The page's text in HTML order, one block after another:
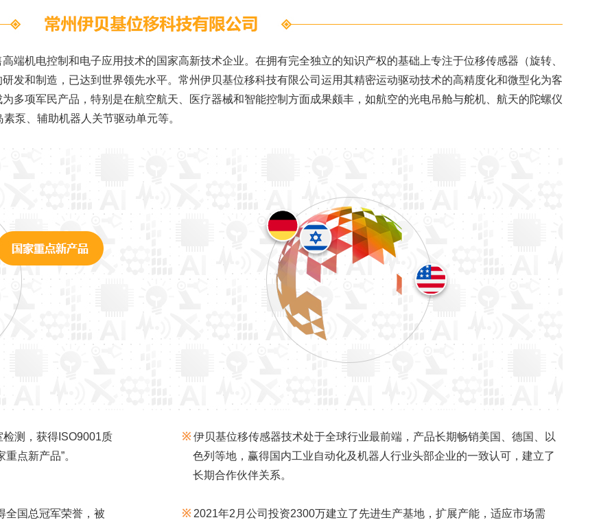
端机电控制和电子应用技术的国家高新技术企业。在拥有完全独立的知识产权的基础上专注于位移传感器（旋转、
发和制造，已达到世界领先水平。常州伊贝基位移科技有限公司运用其精密运动驱动技术的高精度化和微型化为客
多项军民产品，特别是在航空航天、医疗器械和智能控制方面成果颇丰，如航空的光电吊舱与舵机、航天的陀螺仪
泵、辅助机器人关节驱动单元等。
测，获得ISO9001质
点新产品”。
全国总冠军荣誉，被
※伊贝基位移传感器技术处于全球行业最前端，产品长期畅销美国、德国、以
色列等地，赢得国内工业自动化及机器人行业头部企业的一致认可，建立了
长期合作伙伴关系。
※2021年2月公司投资2300万建立了先进生产基地，扩展产能，适应市场需